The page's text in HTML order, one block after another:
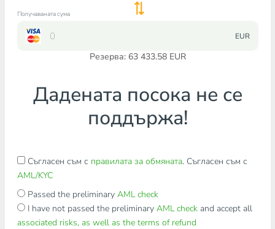
Получаваната сума
EUR
Резерва: 63 433.58 EUR
Дадената посока не се
поддържа!
Съгласен съм с правилата за обмяната. Съгласен съм с
AML/KYC
Passed the preliminary AML check
I have not passed the preliminary AML checkand accept all
associated risks, as well as the terms of refund